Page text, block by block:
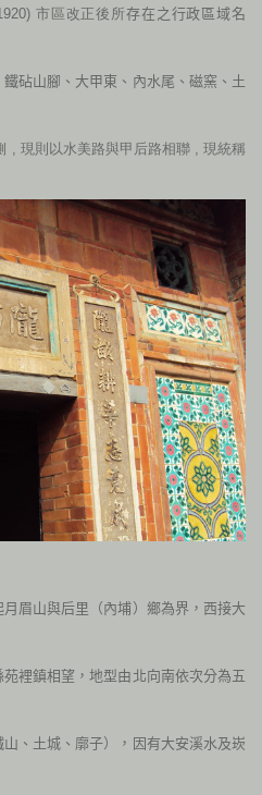
市區改正後所存在之行政區域名
砧山腳、大甲東、內水尾、磁窯、土
, 現則以水美路與甲后路相聯 , 現統稱
眉山與后里（內埔）鄉為界，西接大
裡鎮相望，地型由北向南依次分為五
、土城、廓子）， 因有大安溪水及崁